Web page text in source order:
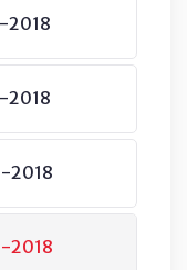
2018
2018
2018
2018